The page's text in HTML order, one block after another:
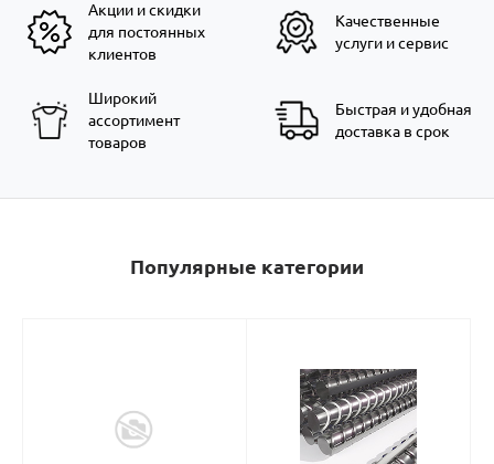
Акции и скидки
для постоянных
клиентов
Качественные
услуги и сервис
Широкий
ассортимент
товаров
Быстрая и удобная
доставка в срок
Популярные категории